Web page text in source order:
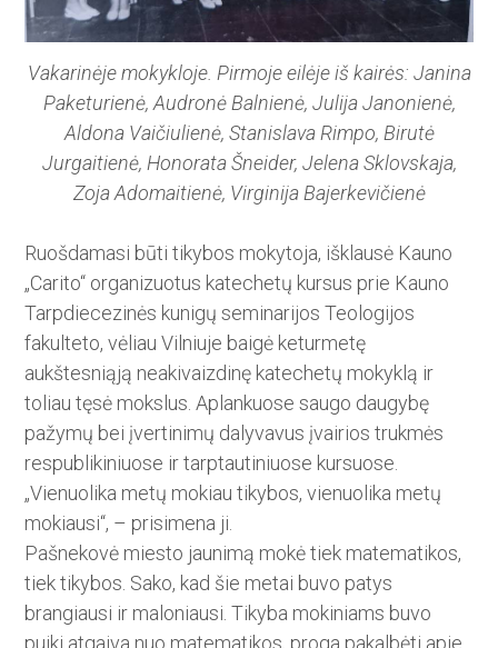
Vakarinėje mokykloje. Pirmoje eilėje iš kairės: Janina
Paketurienė, Audronė Balnienė, Julija Janonienė,
Aldona Vaičiulienė, Stanislava Rimpo, Birutė
Jurgaitienė, Honorata Šneider, Jelena Sklovskaja,
Zoja Adomaitienė, Virginija Bajerkevičienė
Ruošdamasi būti tikybos moky­toja, išklausė Kauno
„Carito“ organizuotus katechetų kursus prie Kauno
Tarpdiecezinės kunigų seminarijos Teologijos
fakulteto, vėliau Vilniuje baigė keturmetę
aukštesniąją ­neakivaizdinę katechetų mokyklą ir
toliau tęsė mokslus. Aplankuose ­saugo daugybę
pažymų bei įvertinimų dalyvavus įvairios trukmės
respublikiniuose ir tarptautiniuose kursuose.
„Vienuolika metų mokiau tikybos, vienuolika metų
mokiausi“, – prisimena ji.
Pašnekovė miesto jaunimą mokė tiek matematikos,
tiek tikybos. Sako, kad šie metai buvo patys
brangiausi ir maloniausi. Tikyba mokiniams buvo
puiki atgaiva nuo matematikos, proga pakalbėti apie